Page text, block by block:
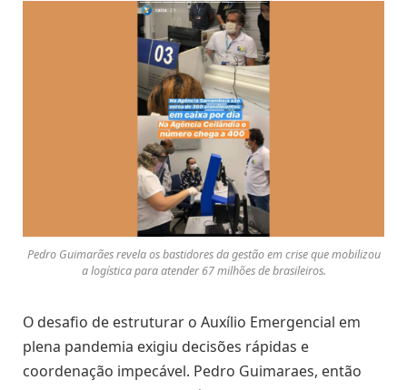
Pedro Guimarães revela os bastidores da gestão em crise que mobilizou
a logística para atender 67 milhões de brasileiros.
O desafio de estruturar o Auxílio Emergencial em
plena pandemia exigiu decisões rápidas e
coordenação impecável. Pedro Guimaraes, então